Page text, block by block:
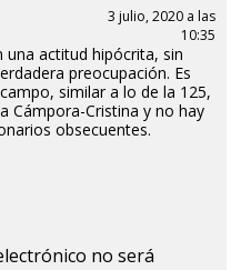
3 julio, 2020 a las
10:35
una actitud hipócrita, sin
preocupación. Es
similar a lo de la 125,
Cámpora-Cristina y no hay
obsecuentes.
no será